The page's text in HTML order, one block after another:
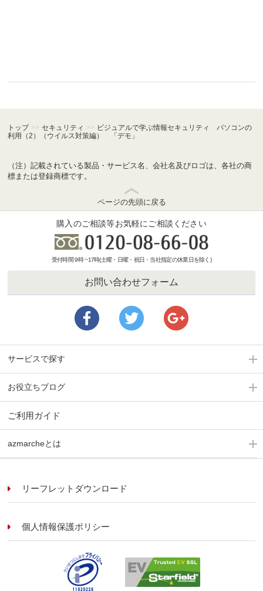
トップ >> セキュリティ >> ビジュアルで学ぶ情報セキュリティ パソコンの
利用（2）（ウイルス対策編） 「デモ」
（注）記載されている製品・サービス名、会社名及びロゴは、各社の商
標または登録商標です。
ページの先頭に戻る
購入のご相談等お気軽にご相談ください
受付時間 9時 ~17時(土曜・日曜・祝日・当社指定の休業日を除く)
お問い合わせフォーム
サービスで探す
お役立ちブログ
ご利用ガイド
azmarcheとは
リーフレットダウンロード
個人情報保護ポリシー